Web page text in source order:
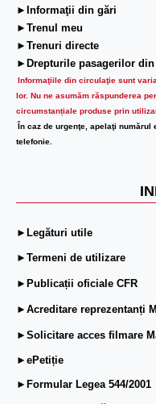
►Informaţii din gări
►Trenul meu
►Trenuri directe
►Drepturile pasagerilor
Informaţiile din circulaţie sunt
lor. Nu ne asumăm răspunderea
circumstanțiale produse prin
În caz de urgenţe, apelaţi
telefonie.
►Legături utile
►Termeni de utilizare
►Publicații oficiale CFR
►Acreditare reprezentanți
►Solicitare acces filmare
►ePetiție
►Formular Legea 544/2001